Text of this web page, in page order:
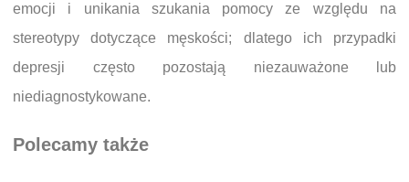
emocji i unikania szukania pomocy ze względu na
stereotypy dotyczące męskości; dlatego ich przypadki
depresji często pozostają niezauważone lub
niediagnostykowane.
Polecamy także